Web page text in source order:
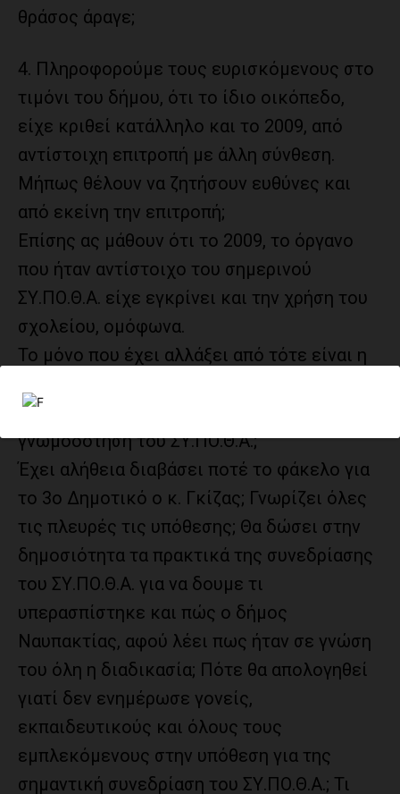
θράσος άραγε;
4. Πληροφορούμε τους ευρισκόμενους στο
τιμόνι του δήμου, ότι το ίδιο οικόπεδο,
είχε κριθεί κατάλληλο και το 2009, από
αντίστοιχη επιτροπή με άλλη σύνθεση.
Μήπως θέλουν να ζητήσουν ευθύνες και
από εκείνη την επιτροπή;
Επίσης ας μάθουν ότι το 2009, το όργανο
που ήταν αντίστοιχο του σημερινού
ΣΥ.ΠΟ.Θ.Α. είχε εγκρίνει και την χρήση του
σχολείου, ομόφωνα.
Το μόνο που έχει αλλάξει από τότε είναι η
κρύβεται και η αιτία για την αρνητική
γνωμοδότηση του ΣΥ.ΠΟ.Θ.Α.;
Έχει αλήθεια διαβάσει ποτέ το φάκελο για
το 3ο Δημοτικό ο κ. Γκίζας; Γνωρίζει όλες
τις πλευρές τις υπόθεσης; Θα δώσει στην
δημοσιότητα τα πρακτικά της συνεδρίασης
του ΣΥ.ΠΟ.Θ.Α. για να δουμε τι
υπερασπίστηκε και πώς ο δήμος
Ναυπακτίας, αφού λέει πως ήταν σε γνώση
του όλη η διαδικασία; Πότε θα απολογηθεί
γιατί δεν ενημέρωσε γονείς,
εκπαιδευτικούς και όλους τους
εμπλεκόμενους στην υπόθεση για της
σημαντική συνεδρίαση του ΣΥ.ΠΟ.Θ.Α.; Τι